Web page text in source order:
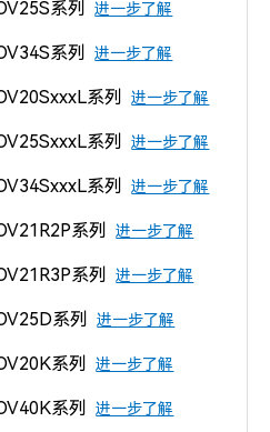
系列 进一步了解
系列 进一步了解
系列 进一步了解
系列 进一步了解
系列 进一步了解
系列 进一步了解
系列 进一步了解
系列 进一步了解
系列 进一步了解
系列 进一步了解